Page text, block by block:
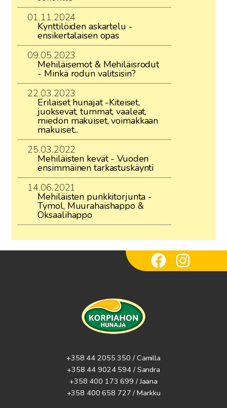
01.11.2024
Kynttilöiden askartelu -
ensikertalaisen opas
09.05.2023
Mehiläisemot & Mehiläisrodut
- Minkä rodun valitsisin?
22.03.2023
Erilaiset hunajat -Kiteiset,
juoksevat, tummat, vaaleat,
miedon makuiset, voimakkaan
makuiset...
25.03.2022
Mehiläisten kevät - Vuoden
ensimmäinen tarkastuskäynti
14.06.2021
Mehiläisten punkkitorjunta -
Tymol, Muurahaishappo &
Oksaalihappo
+358 44 2055 350 / Camilla
+358 44 9024 594 / Sandra
+358 400 173 699 / Jaana
+358 400 658 727 / Markku